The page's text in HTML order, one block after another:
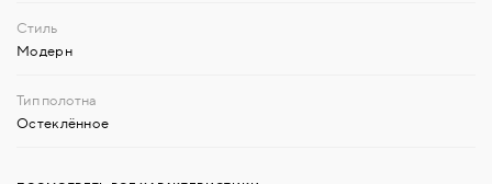
Модерн
Остеклённое